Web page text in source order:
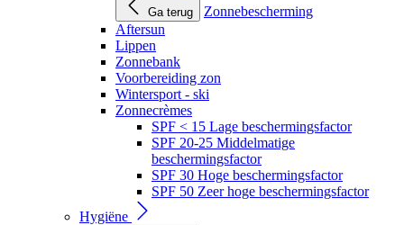
Ga terug
Zonnebescherming
Aftersun
Lippen
Zonnebank
Voorbereiding zon
Wintersport - ski
Zonnecrèmes
SPF < 15 Lage beschermingsfactor
SPF 20-25 Middelmatige
beschermingsfactor
SPF 30 Hoge beschermingsfactor
SPF 50 Zeer hoge beschermingsfactor
Hygiëne